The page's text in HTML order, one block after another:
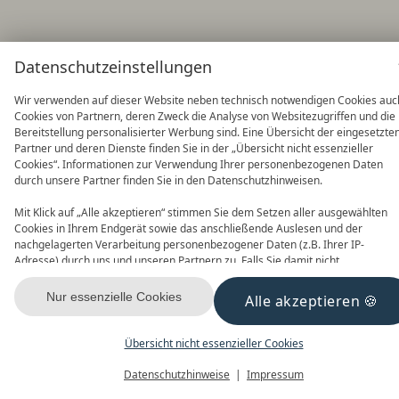
Datenschutzeinstellungen
Wir verwenden auf dieser Website neben technisch notwendigen Cookies
Cookies von Partnern, deren Zweck die Analyse von Websitezugriffen und die
Bereitstellung personalisierter Werbung sind. Eine Übersicht der
Partner und deren Dienste finden Sie in der „Übersicht nicht essenzieller
Cookies“. Informationen zur Verwendung Ihrer personenbezogenen Daten
durch unsere Partner finden Sie in den Datenschutzhinweisen.
Mit Klick auf „Alle akzeptieren“ stimmen Sie dem Setzen aller ausgewählten
Cookies in Ihrem Endgerät sowie das anschließende Auslesen und der
nachgelagerten Verarbeitung personenbezogener Daten (z.B. Ihrer IP-
Adresse) durch uns und unseren Partnern zu. Falls Sie damit nicht
einverstanden sind, klicken Sie bitte auf „Nur essenzielle Cookies“. Eine
individuelle Auswahl können Sie unter „Übersicht nicht essenzieller Cookies“
tätigen. Sie können Ihre Auswahl im Fußbereich dieser Website oder in den
Datenschutzhinweisen jederzeit aufrufen und ändern.
Alle akzeptieren
Nur essenzielle Cookies
Übersicht nicht essenzieller Cookies
Datenschutzhinweise Impressum